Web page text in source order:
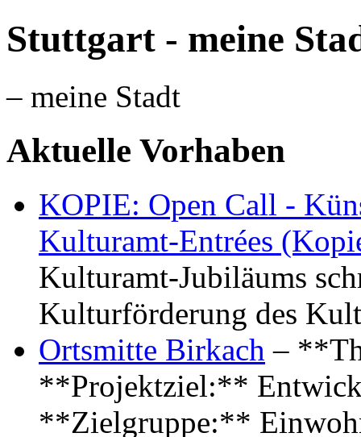
Stuttgart - meine
– meine Stadt
Aktuelle Vorhaben
KOPIE: Open Call -
Kulturamt-Entrées
Kulturamt-Jubiläums
Kulturförderung des
Ortsmitte Birkach –
**Projektziel:**
**Zielgruppe:**